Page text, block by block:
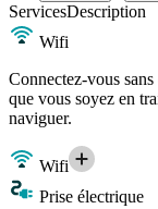
ServicesDescription
Wifi
Connectez-vous
que vous soyez en
naviguer.
Wifi
Prise électrique